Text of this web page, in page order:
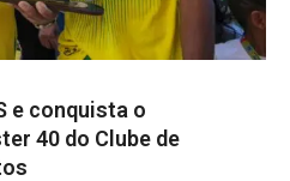
e conquista o
40 do Clube de